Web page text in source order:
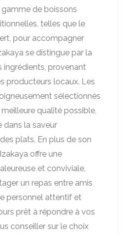
de boissons
telles que le
pour accompagner
se distingue par la
ingrédients, provenant
producteurs locaux. Les
sélectionnés
qualité possible,
dans la saveur
plats. En plus de son
offre une
et conviviale,
un repas entre amis
personnel attentif et
prêt à répondre à vos
conseiller sur le choix